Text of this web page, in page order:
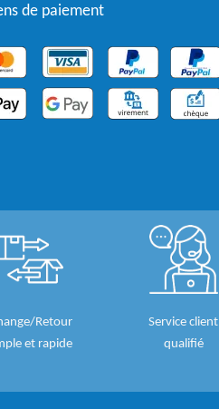
de paiement
Retour
et rapide
Service client
qualifié